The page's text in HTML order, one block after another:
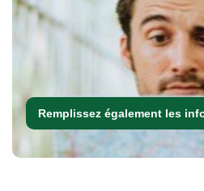
Remplissez également les